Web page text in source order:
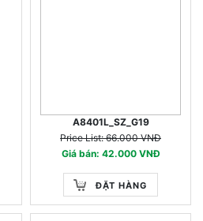
A8401L_SZ_G19
Price List: 66.000 VNĐ
Giá bán: 42.000 VNĐ
ĐẶT HÀNG